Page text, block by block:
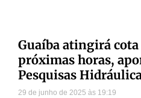
Guaíba atingirá
próximas horas,
Pesquisas
29 de junho de 2025 19:19